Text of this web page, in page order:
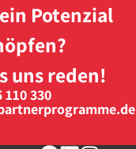
Potenzial
uns reden!
110 330